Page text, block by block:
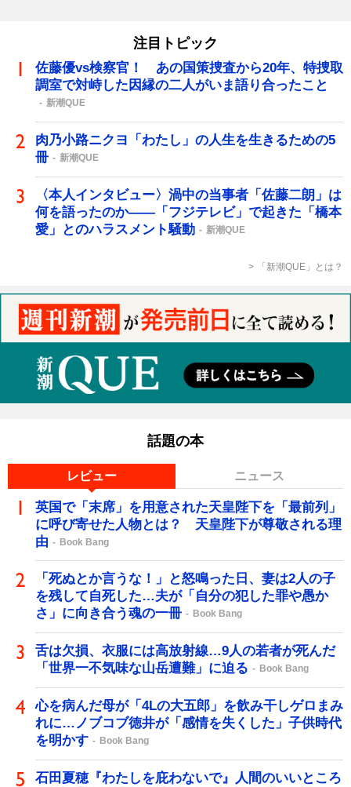
注目トピック
佐藤優vs検察官！ あの国策捜査から20年、特捜取
調室で対峙した因縁の二人がいま語り合ったこと
新潮QUE
肉乃小路ニクヨ「わたし」の人生を生きるための5
冊
新潮QUE
〈本人インタビュー〉渦中の当事者「佐藤二朗」は
何を語ったのか――「フジテレビ」で起きた「橋本
愛」とのハラスメント騒動
新潮QUE
「新潮QUE」とは？
話題の本
レビュー ニュース
英国で「末席」を用意された天皇陛下を「最前列」
に呼び寄せた人物とは？ 天皇陛下が尊敬される理
由
Book Bang
「死ぬとか言うな！」と怒鳴った日、妻は2人の子
を残して自死した…夫が「自分の犯した罪や愚か
さ」に向き合う魂の一冊
Book Bang
舌は欠損、衣服には高放射線…9人の若者が死んだ
「世界一不気味な山岳遭難」に迫る
Book Bang
心を病んだ母が「4Lの大五郎」を飲み干しゲロまみ
れに…ノブコブ徳井が「感情を失くした」子供時代
を明かす
Book Bang
石田夏穂『わたしを庇わないで』人間のいいところ